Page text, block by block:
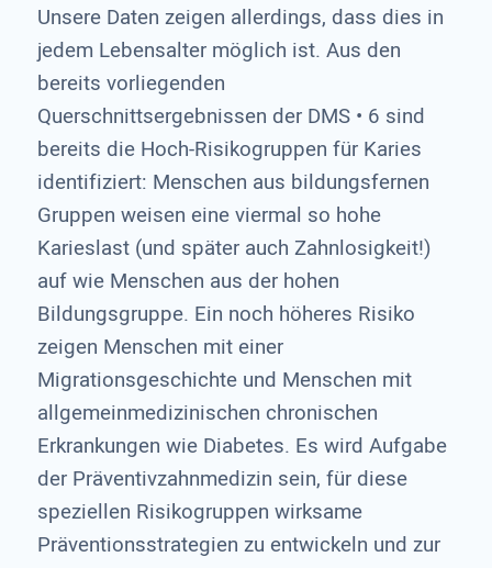
Unsere Daten zeigen allerdings, dass dies in
jedem Lebensalter möglich ist. Aus den
bereits vorliegenden
Querschnittsergebnissen der DMS • 6 sind
bereits die Hoch-Risikogruppen für Karies
identifiziert: Menschen aus bildungsfernen
Gruppen weisen eine viermal so hohe
Karieslast (und später auch Zahnlosigkeit!)
auf wie Menschen aus der hohen
Bildungsgruppe. Ein noch höheres Risiko
zeigen Menschen mit einer
Migrationsgeschichte und Menschen mit
allgemeinmedizinischen chronischen
Erkrankungen wie Diabetes. Es wird Aufgabe
der Präventivzahnmedizin sein, für diese
speziellen Risikogruppen wirksame
Präventionsstrategien zu entwickeln und zur